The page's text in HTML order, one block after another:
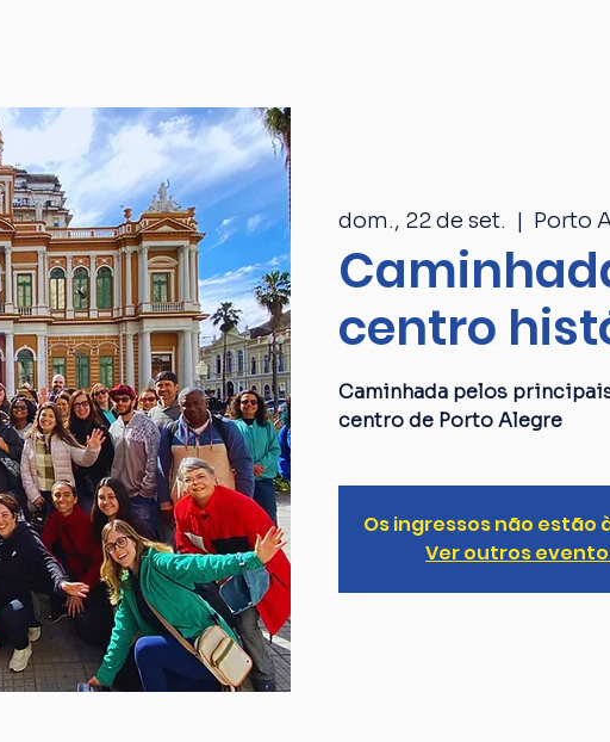
dom., 22 de set.
  |
Porto
centro
Caminhada pelos
centro de Porto Alegre
Os ingressos não estão
Ver outros